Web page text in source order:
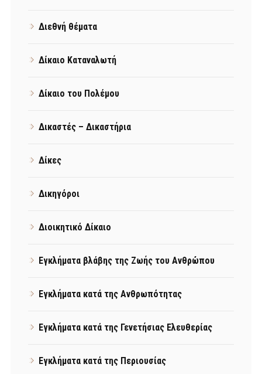
Διεθνή θέματα
Δίκαιο Καταναλωτή
Δίκαιο του Πολέμου
Δικαστές – Δικαστήρια
Δίκες
Δικηγόροι
Διοικητικό Δίκαιο
Εγκλήματα βλάβης της Ζωής του Ανθρώπου
Εγκλήματα κατά της Ανθρωπότητας
Εγκλήματα κατά της Γενετήσιας Ελευθερίας
Εγκλήματα κατά της Περιουσίας